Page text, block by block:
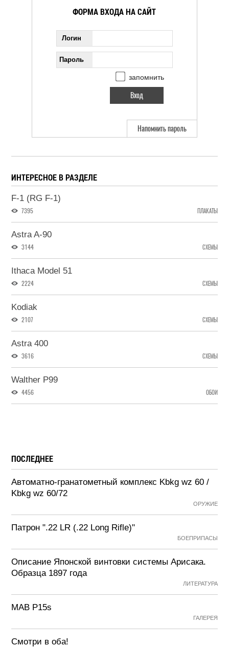
ФОРМА ВХОДА НА САЙТ
Логин
Пароль
запомнить
Напомнить пароль
ИНТЕРЕСНОЕ В РАЗДЕЛЕ
F-1 (RG F-1)
7395 ПЛАКАТЫ
Astra A-90
3144 СХЕМЫ
Ithaca Model 51
2224 СХЕМЫ
Kodiak
2107 СХЕМЫ
Astra 400
3616 СХЕМЫ
Walther P99
4456 ОБОИ
ПОСЛЕДНЕЕ
Автоматно-гранатометный комплекс Kbkg wz 60 /
Kbkg wz 60/72
ОРУЖИЕ
Патрон ".22 LR (.22 Long Rifle)"
БОЕПРИПАСЫ
Описание Японской винтовки системы Арисака.
Образца 1897 года
ЛИТЕРАТУРА
MAB P15s
ГАЛЕРЕЯ
Смотри в оба!